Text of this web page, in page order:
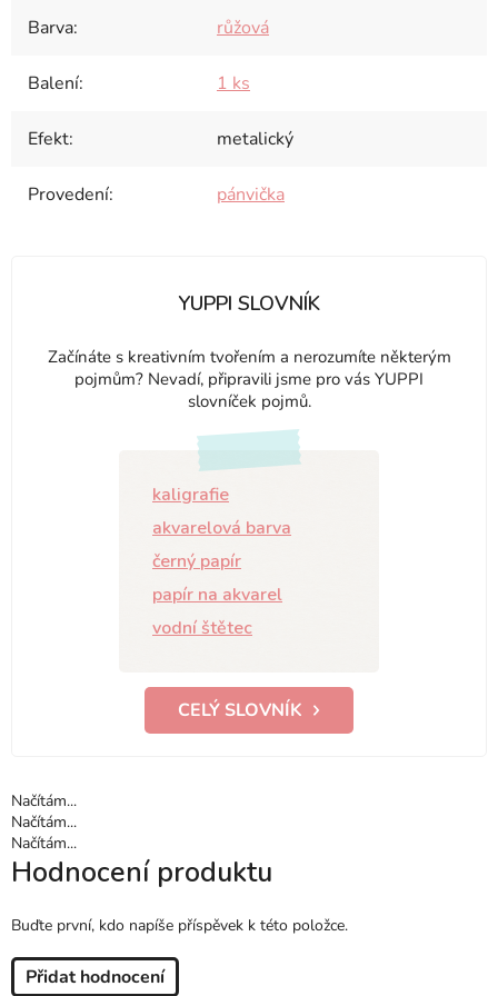
Barva: růžová
Balení: 1 ks
Efekt: metalický
Provedení: pánvička
YUPPI SLOVNÍK
Začínáte s kreativním tvořením a nerozumíte některým
pojmům? Nevadí, připravili jsme pro vás YUPPI
slovníček pojmů.
kaligrafie
akvarelová barva
černý papír
papír na akvarel
vodní štětec
CELÝ SLOVNÍK
Načítám...
Načítám...
Načítám...
Hodnocení produktu
Buďte první, kdo napíše příspěvek k této položce.
Přidat hodnocení